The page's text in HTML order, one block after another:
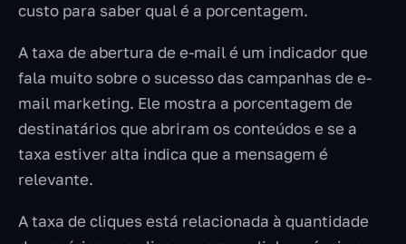
custo para saber qual é a porcentagem.
A taxa de abertura de e-mail é um indicador que
fala muito sobre o sucesso das campanhas de e-
mail marketing. Ele mostra a porcentagem de
destinatários que abriram os conteúdos e se a
taxa estiver alta indica que a mensagem é
relevante.
A taxa de cliques está relacionada à quantidade